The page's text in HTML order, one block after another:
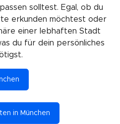
solltest. Egal, ob du
erkunden möchtest oder
einer lebhaften Stadt
du für dein persönliches
in München